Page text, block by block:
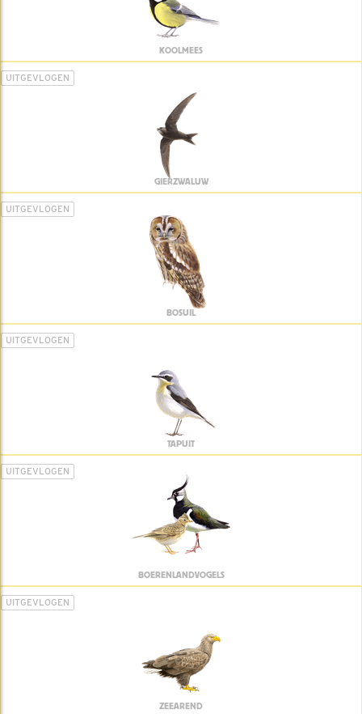
KOOLMEES
UITGEVLOGEN
GIERZWALUW
UITGEVLOGEN
BOSUIL
UITGEVLOGEN
TAPUIT
UITGEVLOGEN
BOERENLANDVOGELS
UITGEVLOGEN
ZEEAREND